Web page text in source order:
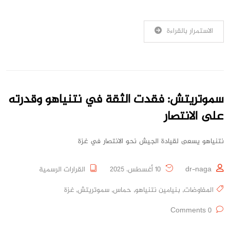
الاستمرار بالقراءة
سموتريتش: فقدت الثقة في نتنياهو وقدرته
على الانتصار
نتنياهو يسعى لقيادة الجيش نحو الانتصار في غزة
dr-naga
القرارات الرسمية
المفاوضات, بنيامين نتنياهو, حماس, سموتريتش, غزة